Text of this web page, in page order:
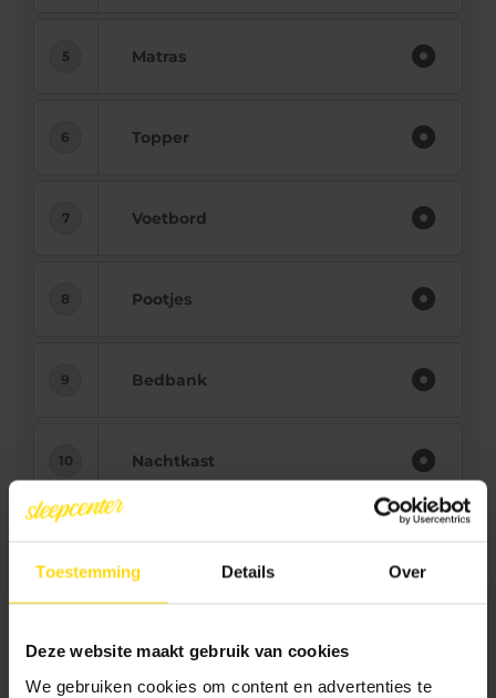
Toestemming Details Over
Deze website maakt gebruik van cookies
We gebruiken cookies om content en advertenties te
Matras
Topper
Voetbord
Pootjes
Bedbank
Nachtkast
Uw prijs: 2.095.-